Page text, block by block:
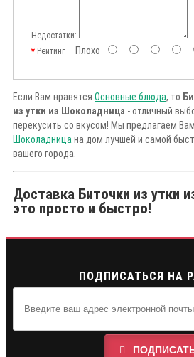
Недостатки:
РейтингПлохо
Если Вам нравятся Основные блюда, то
из утки из Шоколадница - отличный
перекусить со вкусом! Мы предлагаем Вам
Шоколадница на дом лучшей и самой
вашего города.
Доставка Биточки из утки
это просто и быстро!
ПОДПИСАТЬСЯ НА